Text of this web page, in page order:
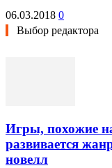
06.03.2018 0
Выбор редактора
Игры, похожие
развивается
новелл